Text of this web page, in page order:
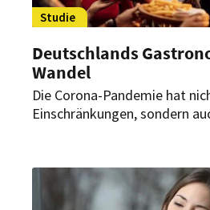
Studie
Deutschlands
Wandel
Die Corona-Pandemie hat
Einschränkungen, sondern
wichtigsten Trends und
diesjährigen Gastgewerbes.